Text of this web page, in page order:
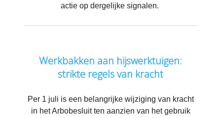
actie op dergelijke signalen.
Werkbakken aan hijswerktuigen:
strikte regels van kracht
Per 1 juli is een belangrijke wijziging van kracht
in het Arbobesluit ten aanzien van het gebruik